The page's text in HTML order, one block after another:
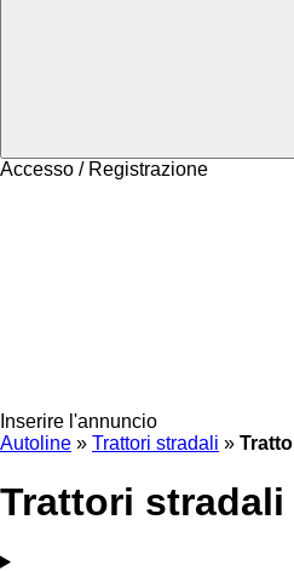
Accesso / Registrazione
Inserire l'annuncio
Autoline » Trattori stradali »
Trattori